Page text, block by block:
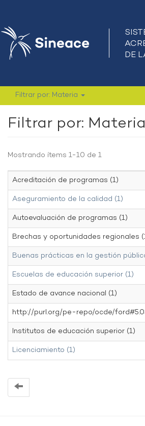
Filtrar por: Materia
Filtrar por: Materia
Mostrando ítems 1-10 de 1
Acreditación de programas (1)
Aseguramiento de la calidad (1)
Autoevaluación de programas (1)
Brechas y oportunidades regionales
Buenas prácticas en la gestión
Escuelas de educación superior (1)
Estado de avance nacional (1)
http://purl.org/pe-repo/ocde/
Institutos de educación superior (1)
Licenciamiento (1)